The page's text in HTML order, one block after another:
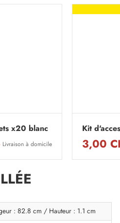
x20 blanc
Livraison à domicile
Kit
3,00
: 82.8 cm / Hauteur : 1.1 cm